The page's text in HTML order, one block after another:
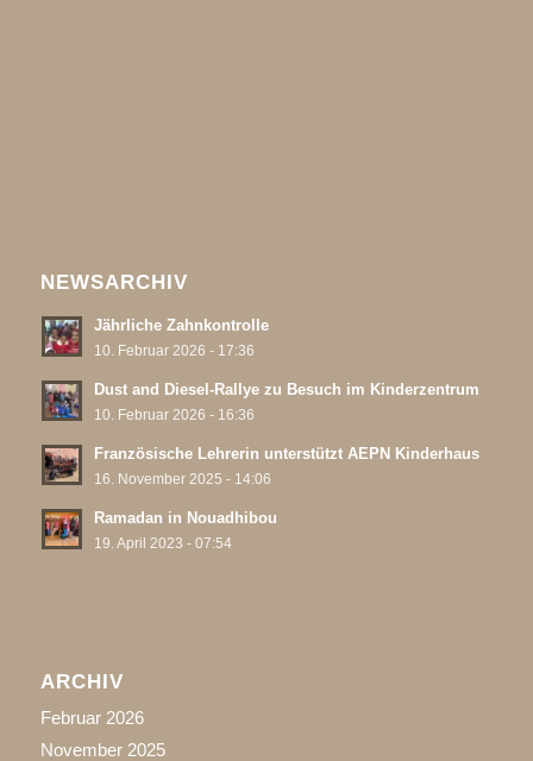
NEWSARCHIV
Jährliche Zahnkontrolle
10. Februar 2026 - 17:36
Dust and Diesel-Rallye zu Besuch im Kinderzentrum
10. Februar 2026 - 16:36
Französische Lehrerin unterstützt AEPN Kinderhaus
16. November 2025 - 14:06
Ramadan in Nouadhibou
19. April 2023 - 07:54
ARCHIV
Februar 2026
November 2025